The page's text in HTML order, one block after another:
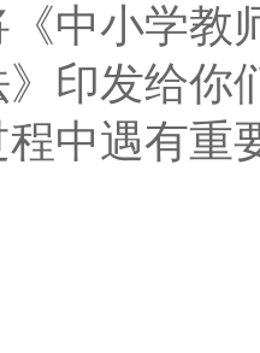
中小学教
印发给你
中遇有重